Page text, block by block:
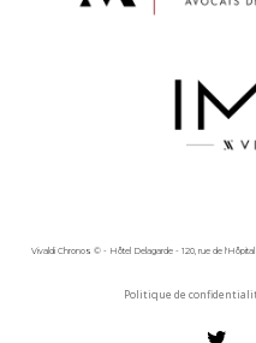
Vivaldi Chronos © - Hôtel Delagarde - 120, rue de
Politique de